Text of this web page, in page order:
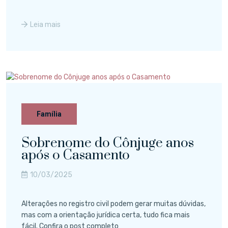
Leia mais
Família
Sobrenome do Cônjuge anos
após o Casamento
10/03/2025
Alterações no registro civil podem gerar muitas dúvidas,
mas com a orientação jurídica certa, tudo fica mais
fácil. Confira o post completo